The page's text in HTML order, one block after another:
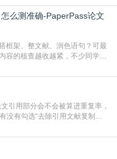
对主流。本科用PMLC，含大学
TMLC，含学术论文联合比对
么测准确-PaperPass论文
框架、整文献、润色语句？可最
的核查越收越紧，不少同学投
人交稿前必做的一步。为什么
有不少人觉得，我就用AI搭了个
没有勾选“去除引用文献复制
一一对应，著录项符合GB/T
，标点用半角）；查重系统识别